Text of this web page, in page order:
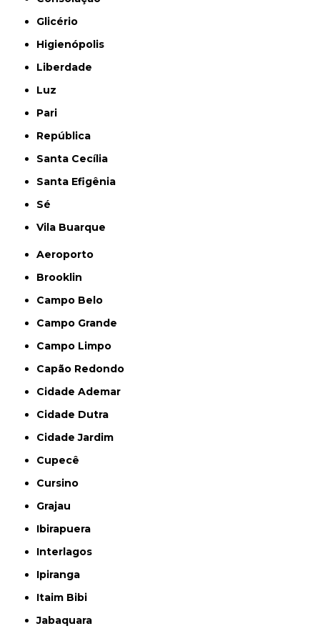
Glicério
Higienópolis
Liberdade
Luz
Pari
República
Santa Cecília
Santa Efigênia
Sé
Vila Buarque
Aeroporto
Brooklin
Campo Belo
Campo Grande
Campo Limpo
Capão Redondo
Cidade Ademar
Cidade Dutra
Cidade Jardim
Cupecê
Cursino
Grajau
Ibirapuera
Interlagos
Ipiranga
Itaim Bibi
Jabaquara